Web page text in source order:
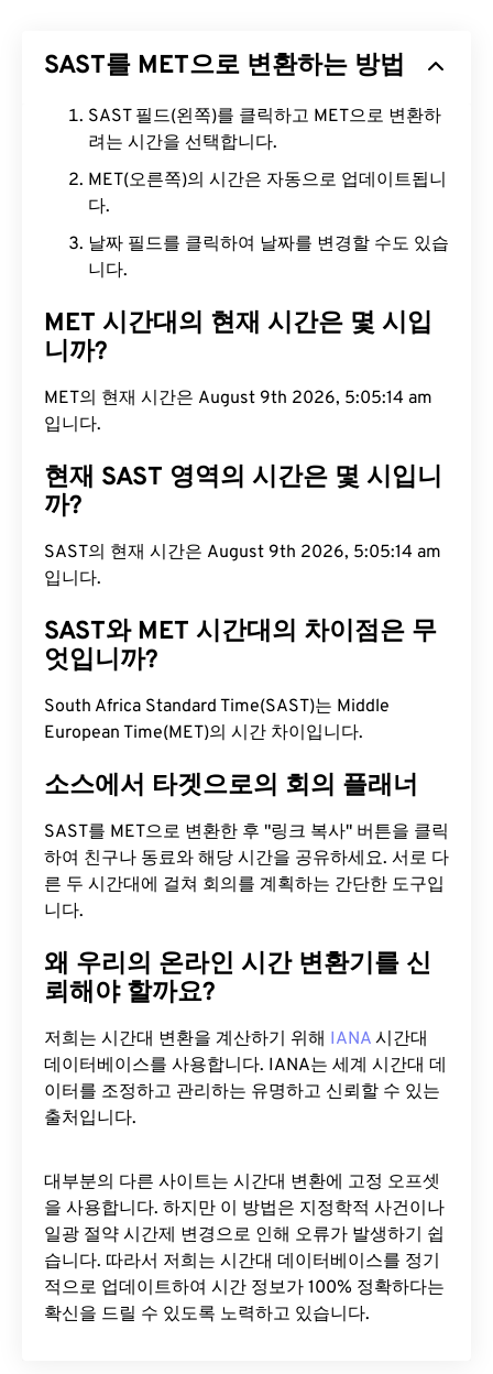
SAST를 MET으로 변환하는 방법
SAST 필드(왼쪽)를 클릭하고 MET으로 변환하
려는 시간을 선택합니다.
MET(오른쪽)의 시간은 자동으로 업데이트됩니
다.
날짜 필드를 클릭하여 날짜를 변경할 수도 있습
니다.
MET 시간대의 현재 시간은 몇 시입
니까?
MET의 현재 시간은 August 9th 2026, 5:05:15 am
입니다.
현재 SAST 영역의 시간은 몇 시입니
까?
SAST의 현재 시간은 August 9th 2026, 5:05:15 am
입니다.
SAST와 MET 시간대의 차이점은 무
엇입니까?
South Africa Standard Time(SAST)는 Middle
European Time(MET)의 시간 차이입니다.
소스에서 타겟으로의 회의 플래너
SAST를 MET으로 변환한 후 "링크 복사" 버튼을 클릭
하여 친구나 동료와 해당 시간을 공유하세요. 서로 다
른 두 시간대에 걸쳐 회의를 계획하는 간단한 도구입
니다.
왜 우리의 온라인 시간 변환기를 신
뢰해야 할까요?
저희는 시간대 변환을 계산하기 위해 IANA 시간대
데이터베이스를 사용합니다. IANA는 세계 시간대 데
이터를 조정하고 관리하는 유명하고 신뢰할 수 있는
출처입니다.
대부분의 다른 사이트는 시간대 변환에 ​​고정 오프셋
을 사용합니다. 하지만 이 방법은 지정학적 사건이나
일광 절약 시간제 변경으로 인해 오류가 발생하기 쉽
습니다. 따라서 저희는 시간대 데이터베이스를 정기
적으로 업데이트하여 시간 정보가 100% 정확하다는
확신을 드릴 수 있도록 노력하고 있습니다.